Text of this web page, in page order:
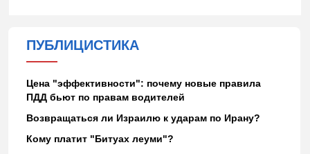
ПУБЛИЦИСТИКА
Цена "эффективности": почему новые правила
ПДД бьют по правам водителей
Возвращаться ли Израилю к ударам по Ирану?
Кому платит "Битуах леуми"?